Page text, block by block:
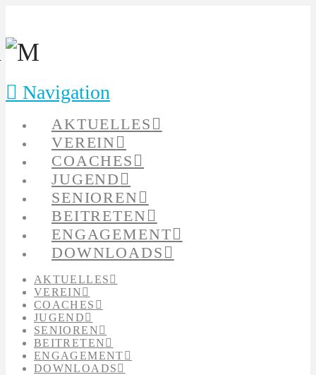
Navigation
AKTUELLES
VEREIN
COACHES
JUGEND
SENIOREN
BEITRETEN
ENGAGEMENT
DOWNLOADS
AKTUELLES
VEREIN
COACHES
JUGEND
SENIOREN
BEITRETEN
ENGAGEMENT
DOWNLOADS